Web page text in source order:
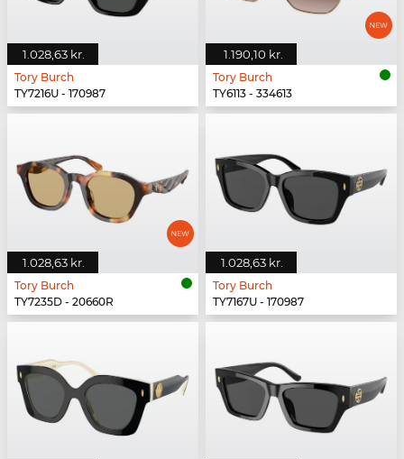
1.028,63 kr.
Tory Burch
TY7216U - 170987
1.190,10 kr.
Tory Burch
TY6113 - 334613
1.028,63 kr.
Tory Burch
TY7235D - 20660R
1.028,63 kr.
Tory Burch
TY7167U - 170987